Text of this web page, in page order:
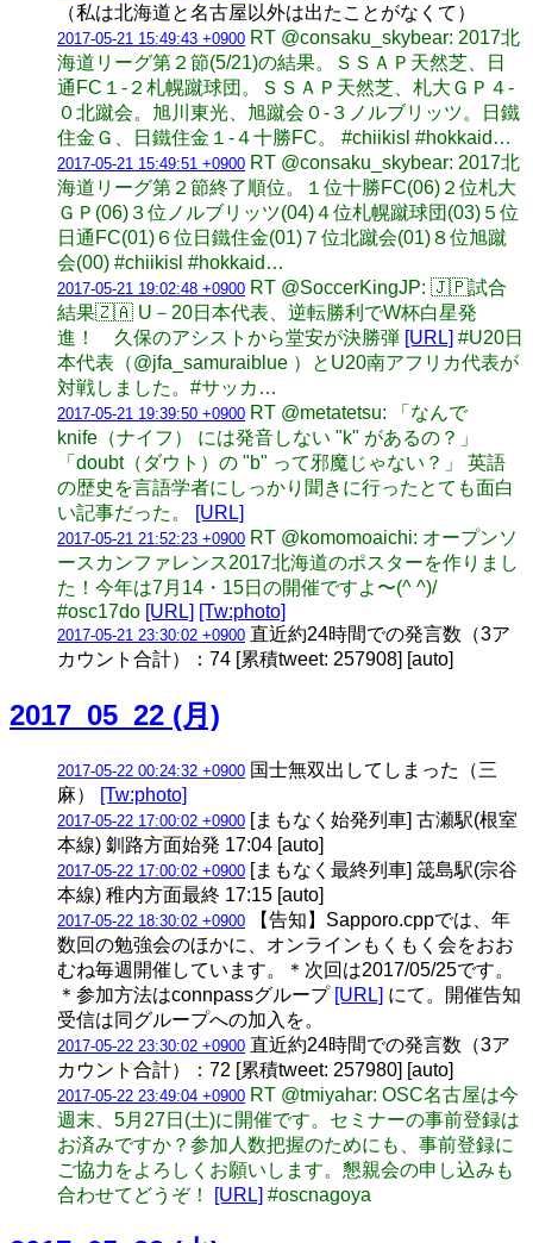
（私は北海道と名古屋以外は出たことがなくて）
2017-05-21 15:49:43 +0900 RT @consaku_skybear: 2017北
海道リーグ第２節(5/21)の結果。ＳＳＡＰ天然芝、日
通FC１-２札幌蹴球団。ＳＳＡＰ天然芝、札大ＧＰ４-
０北蹴会。旭川東光、旭蹴会０-３ノルブリッツ。日鐵
住金Ｇ、日鐵住金１-４十勝FC。 #chiikisl #hokkaid…
2017-05-21 15:49:51 +0900 RT @consaku_skybear: 2017北
海道リーグ第２節終了順位。１位十勝FC(06)２位札大
ＧＰ(06)３位ノルブリッツ(04)４位札幌蹴球団(03)５位
日通FC(01)６位日鐵住金(01)７位北蹴会(01)８位旭蹴
会(00) #chiikisl #hokkaid…
2017-05-21 19:02:48 +0900 RT @SoccerKingJP: 🇯🇵試合
結果🇿🇦 U－20日本代表、逆転勝利でW杯白星発
進！ 久保のアシストから堂安が決勝弾 [URL] #U20日
本代表（@jfa_samuraiblue ）とU20南アフリカ代表が
対戦しました。#サッカ…
2017-05-21 19:39:50 +0900 RT @metatetsu: 「なんで
knife（ナイフ） には発音しない "k" があるの？」
「doubt（ダウト）の "b" って邪魔じゃない？」 英語
の歴史を言語学者にしっかり聞きに行ったとても面白
い記事だった。
[URL]
2017-05-21 21:52:23 +0900 RT @komomoaichi: オープンソ
ースカンファレンス2017北海道のポスターを作りまし
た！今年は7月14・15日の開催ですよ〜(^ ^)/
#osc17do [URL] [Tw:photo]
2017-05-21 23:30:02 +0900 直近約24時間での発言数（3ア
カウント合計）：74 [累積tweet: 257908] [auto]
2017_05_22 (月)
2017-05-22 00:24:32 +0900 国士無双出してしまった（三
麻）
[Tw:photo]
2017-05-22 17:00:02 +0900 [まもなく始発列車] 古瀬駅(根室
本線) 釧路方面始発 17:04 [auto]
2017-05-22 17:00:02 +0900 [まもなく最終列車] 筬島駅(宗谷
本線) 稚内方面最終 17:15 [auto]
2017-05-22 18:30:02 +0900 【告知】Sapporo.cppでは、年
数回の勉強会のほかに、オンラインもくもく会をおお
むね毎週開催しています。＊次回は2017/05/25です。
＊参加方法はconnpassグループ [URL] にて。開催告知
受信は同グループへの加入を。
2017-05-22 23:30:02 +0900 直近約24時間での発言数（3ア
カウント合計）：72 [累積tweet: 257980] [auto]
2017-05-22 23:49:04 +0900 RT @tmiyahar: OSC名古屋は今
週末、5月27日(土)に開催です。セミナーの事前登録は
お済みですか？参加人数把握のためにも、事前登録に
ご協力をよろしくお願いします。懇親会の申し込みも
合わせてどうぞ！
[URL] #oscnagoya